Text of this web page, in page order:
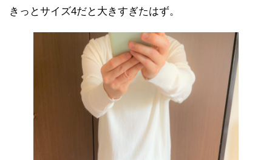
きっとサイズ4だと大きすぎたはず。